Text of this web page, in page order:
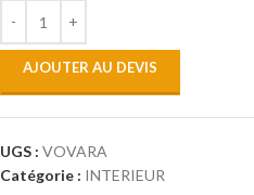
AJOUTER AU DEVIS
UGS : VOVARA
Catégorie : INTERIEUR